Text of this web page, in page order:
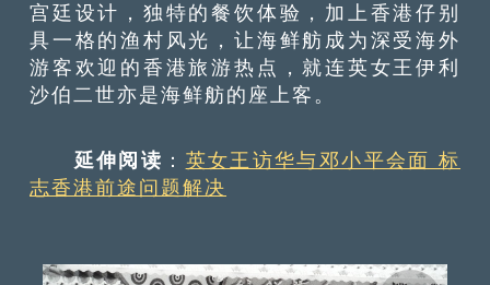
宫廷设计，独特的餐饮体验，加上香港仔别
具一格的渔村风光，让海鲜舫成为深受海外
游客欢迎的香港旅游热点，就连英女王伊利
沙伯二世亦是海鲜舫的座上客。
延伸阅读 ： 英女王访华与邓小平会面 标
志香港前途问题解决